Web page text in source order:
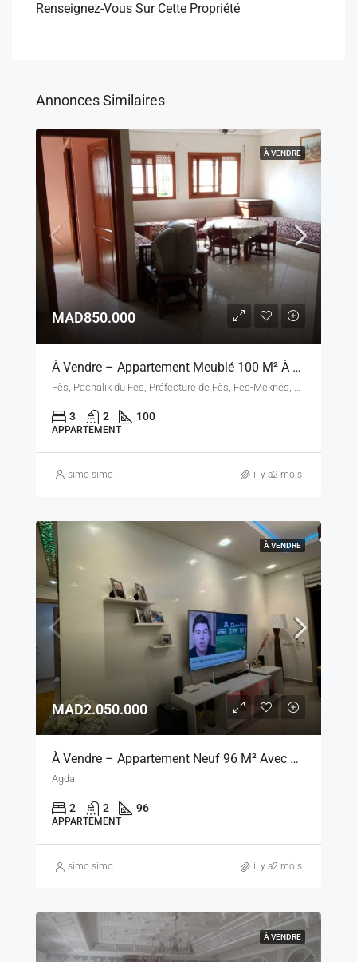
Renseignez-Vous Sur Cette Propriété
Annonces Similaires
À VENDRE
MAD850.000
À Vendre – Appartement Meublé 100 M² À Fès, Proche Centre-Ville
3 2 100
APPARTEMENT
simo simo il y a2 mois
À VENDRE
MAD2.050.000
À Vendre – Appartement Neuf 96 M² Avec Vue Piscine, Marrakech
Agdal
2 2 96
APPARTEMENT
simo simo il y a2 mois
À VENDRE